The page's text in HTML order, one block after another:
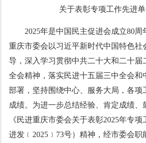
关于表彰专项工作先进
2025年是中国民主促进会成立80
重庆市委会以习近平新时代中国特色社
导，深入学习贯彻中共二十大和二十届
全会精神，落实民进十五届三中全会和
部署，坚持围绕中心、服务大局，各项
成绩。为进一步总结经验、肯定成绩、
《民进重庆市委会关于表彰2025年专
进发﹝2025﹞73号）精神，经市委会职